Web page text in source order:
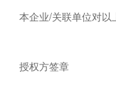
本企业/关联单位对以
授权方签章